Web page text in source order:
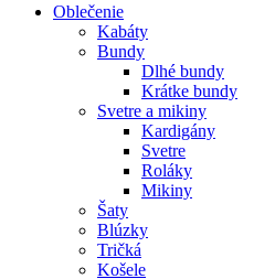
Oblečenie
Kabáty
Bundy
Dlhé bundy
Krátke bundy
Svetre a mikiny
Kardigány
Svetre
Roláky
Mikiny
Šaty
Blúzky
Tričká
Košele